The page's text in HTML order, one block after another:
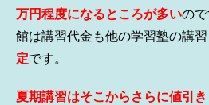
万円程度になるところが多いの
館は講習代金も他の学習塾の講
定です。
夏期講習はそこからさらに値引